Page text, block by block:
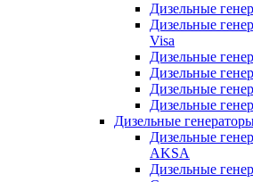
Дизельные
Дизельные
Visa
Дизельные
Дизельные
Дизельные
Дизельные
Дизельные
Дизельные
AKSA
Дизельные